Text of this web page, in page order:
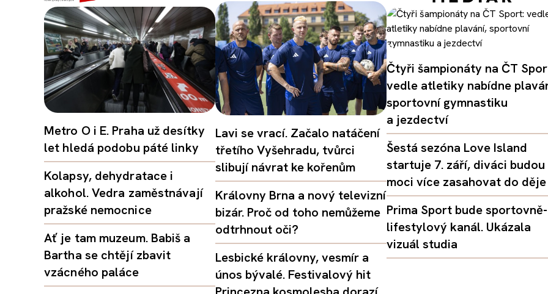
Metro O i E. Praha už desítky
let hledá podobu páté linky
Kolapsy, dehydratace i
alkohol. Vedra zaměstnávají
pražské nemocnice
Ať je tam muzeum. Babiš a
Bartha se chtějí zbavit
vzácného paláce
Lavi se vrací. Začalo natáčení
třetího Vyšehradu, tvůrci
slibují návrat ke kořenům
Královny Brna a nový televizní
bizár. Proč od toho nemůžeme
odtrhnout oči?
Lesbické královny, vesmír a
únos bývalé. Festivalový hit
Čtyři šampionáty na ČT
vedle atletiky nabídne
sportovní gymnastiku
a jezdectví
Šestá sezóna Love Island
startuje 7. září, diváci budou
moci více zasahovat do děje
Prima Sport bude sportovně-
lifestylový kanál. Ukázala
vizuál studia